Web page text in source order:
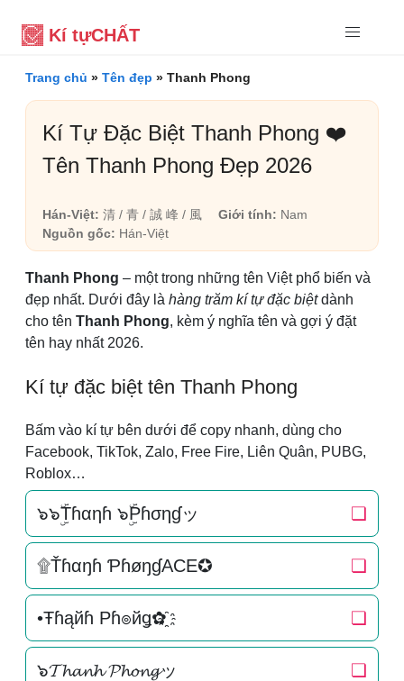
Kí tựCHẤT
Trang chủ » Tên đẹp » Thanh Phong
Kí Tự Đặc Biệt Thanh Phong ❤️
Tên Thanh Phong Đẹp 2026
Hán-Việt: 清 / 青 / 誠 峰 / 風 Giới tính: Nam
Nguồn gốc: Hán-Việt
Thanh Phong – một trong những tên Việt phổ biến và
đẹp nhất. Dưới đây là hàng trăm kí tự đặc biệtdành
cho tên Thanh Phong, kèm ý nghĩa tên và gợi ý đặt
tên hay nhất 2026.
Kí tự đặc biệt tên Thanh Phong
Bấm vào kí tự bên dưới để copy nhanh, dùng cho
Facebook, TikTok, Zalo, Free Fire, Liên Quân, PUBG,
Roblox…
๖๖ۣۜTɦαηɦ ๖ۣۜPɦσηɠッ ❏
۩Ťɦαŋɦ ƤɦøŋɠACE✪ ❏
•Ŧɦąйɦ Pɦ๏йǥ✿҈ ❏
๖𝓣𝓱𝓪𝓷𝓱 𝓟𝓱𝓸𝓷𝓰ッ ❏